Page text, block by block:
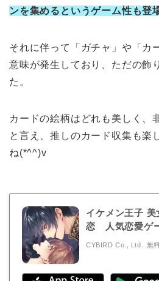
ンを集めるというゲーム性も登
それに伴って「ガチャ」や「カ
意味が発生しており、ただの飾
た。
カードの絵柄はどれも美しく、
と言え、推しのカード収集も楽
ね(*^^)v
イケメン王子
恋 人気恋愛ゲ
CYBIRD Co., Ltd. 無